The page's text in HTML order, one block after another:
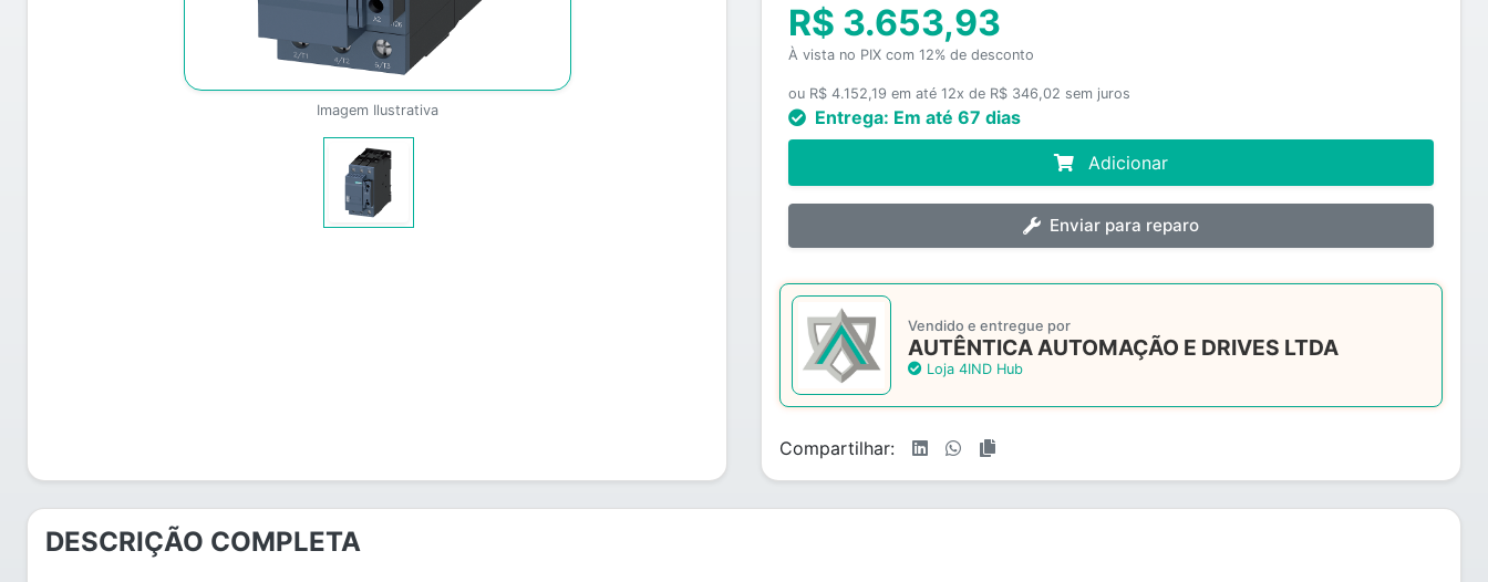
Imagem Ilustrativa
R$ 3.653,93
À vista no PIX com 12% de desconto
ou R$ 4.152,19 em até 12x de R$ 346,02 sem juros
Entrega: Em até 67 dias
Adicionar
Enviar para reparo
Vendido e entregue por
AUTÊNTICA AUTOMAÇÃO E DRIVES LTDA
Loja 4IND Hub
Compartilhar:
DESCRIÇÃO COMPLETA